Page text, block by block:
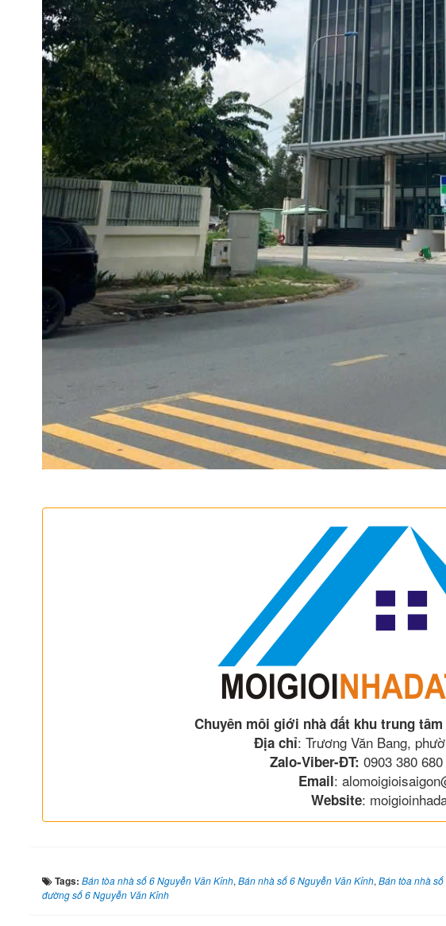
Chuyên môi giới nhà đất khu trung
Địa chỉ: Trương Văn Bang,
Zalo-Viber-ĐT: 0903 380
Email:
Website:
Tags: Bán tòa nhà số 6 Nguyễn Văn Kỉnh, Bán nhà số 6 Nguyễn Văn Kỉnh, Bán tòa nhà
đường số 6 Nguyễn Văn Kỉnh